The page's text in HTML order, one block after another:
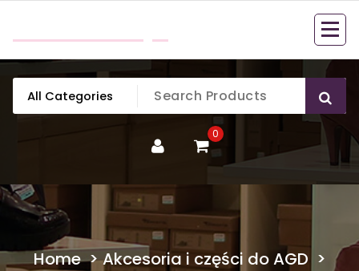
content
0
Home>Akcesoria i części do AGD >